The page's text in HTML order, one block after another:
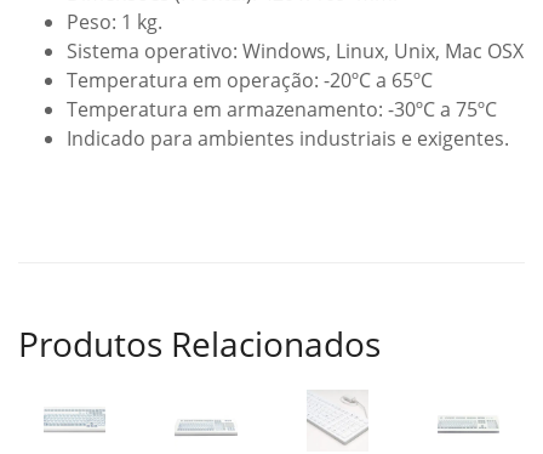
Peso: 1 kg.
Sistema operativo: Windows, Linux, Unix, Mac OSX
Temperatura em operação: -20ºC a 65ºC
Temperatura em armazenamento: -30ºC a 75ºC
Indicado para ambientes industriais e exigentes.
Produtos Relacionados